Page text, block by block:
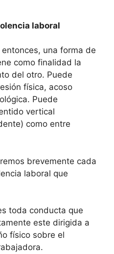
laboral
una forma de
como finalidad la
del otro. Puede
física, acoso
Puede
vertical
como entre
brevemente cada
laboral que
toda conducta que
este dirigida a
físico sobre el